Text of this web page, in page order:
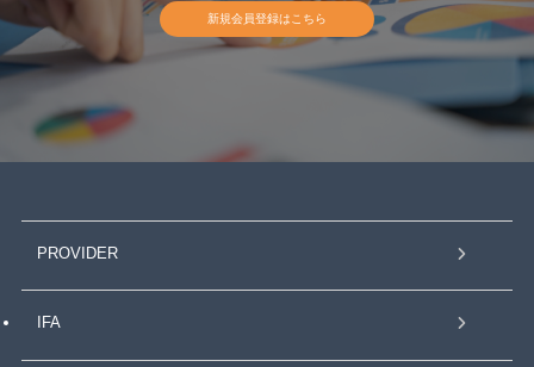
新規会員登録はこちら
PROVIDER
IFA